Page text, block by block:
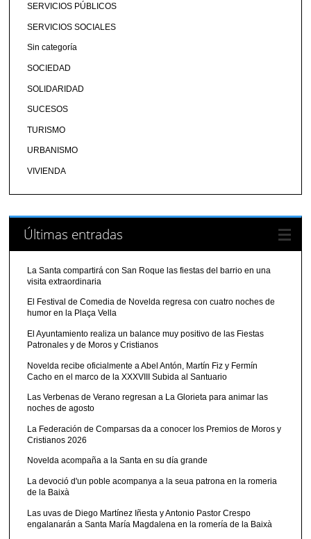
SERVICIOS PÚBLICOS
SERVICIOS SOCIALES
Sin categoría
SOCIEDAD
SOLIDARIDAD
SUCESOS
TURISMO
URBANISMO
VIVIENDA
Últimas entradas
La Santa compartirá con San Roque las fiestas del barrio en una
visita extraordinaria
El Festival de Comedia de Novelda regresa con cuatro noches de
humor en la Plaça Vella
El Ayuntamiento realiza un balance muy positivo de las Fiestas
Patronales y de Moros y Cristianos
Novelda recibe oficialmente a Abel Antón, Martín Fiz y Fermín
Cacho en el marco de la XXXVIII Subida al Santuario
Las Verbenas de Verano regresan a La Glorieta para animar las
noches de agosto
La Federación de Comparsas da a conocer los Premios de Moros y
Cristianos 2026
Novelda acompaña a la Santa en su día grande
La devoció d'un poble acompanya a la seua patrona en la romeria
de la Baixà
Las uvas de Diego Martínez Iñesta y Antonio Pastor Crespo
engalanarán a Santa María Magdalena en la romería de la Baixà